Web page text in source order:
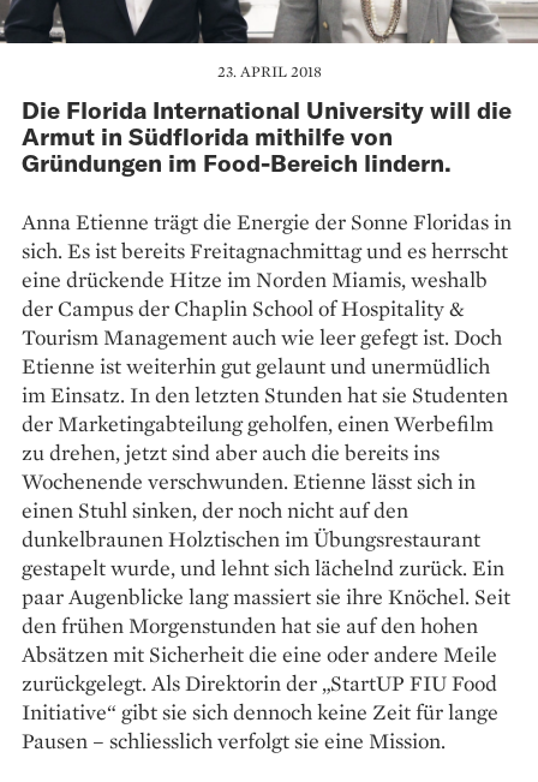
23. APRIL 2018
Die Florida International University will die
Armut in Südflorida mithilfe von
Gründungen im Food-Bereich lindern.
Anna Etienne trägt die Energie der Sonne Floridas in
sich. Es ist bereits Freitagnachmittag und es herrscht
eine drückende Hitze im Norden Miamis, weshalb
der Campus der Chaplin School of Hospitality &
Tourism Management auch wie leer gefegt ist. Doch
Etienne ist weiterhin gut gelaunt und unermüdlich
im Einsatz. In den letzten Stunden hat sie Studenten
der Marketing­abteilung geholfen, einen Werbefilm
zu drehen, jetzt sind aber auch die bereits ins
Wochenende verschwunden. Etienne lässt sich in
einen Stuhl sinken, der noch nicht auf den
dunkelbraunen Holztischen im Übungsrestaurant
gestapelt wurde, und lehnt sich lächelnd zurück. Ein
paar Augen­blicke lang massiert sie ihre Knöchel. Seit
den frühen Morgenstunden hat sie auf den hohen
Absätzen mit Sicherheit die eine oder andere Meile
zurückgelegt. Als Direktorin der „StartUP FIU Food
Initiative“ gibt sie sich dennoch keine Zeit für lange
Pausen – schliesslich verfolgt sie eine Mission.